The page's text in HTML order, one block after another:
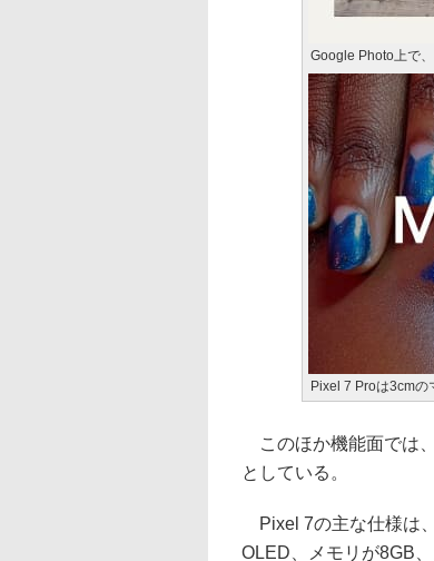
Google Photo上で
Pixel 7 Proは3cmの
このほか機能面では
としている。
Pixel 7の主な仕様は
OLED、メモリが8GB